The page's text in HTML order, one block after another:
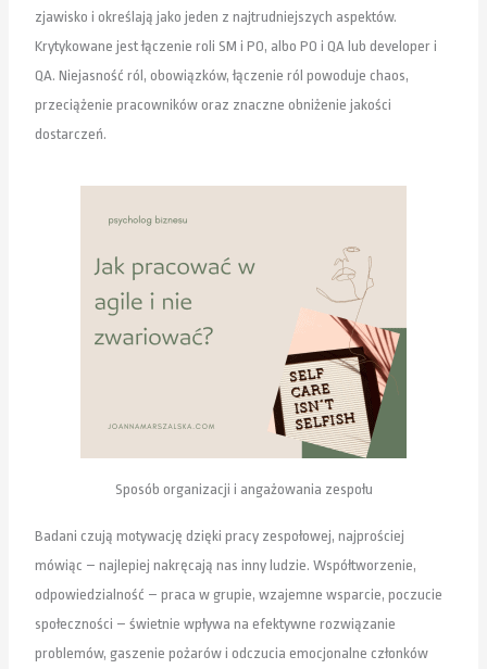
zjawisko i określają jako jeden z najtrudniejszych aspektów.
Krytykowane jest łączenie roli SM i PO, albo PO i QA lub developer i
QA. Niejasność ról, obowiązków, łączenie ról powoduje chaos,
przeciążenie pracowników oraz znaczne obniżenie jakości
dostarczeń.
Sposób organizacji i angażowania zespołu
Badani czują motywację dzięki pracy zespołowej, najprościej
mówiąc – najlepiej nakręcają nas inny ludzie. Współtworzenie,
odpowiedzialność – praca w grupie, wzajemne wsparcie, poczucie
społeczności – świetnie wpływa na efektywne rozwiązanie
problemów, gaszenie pożarów i odczucia emocjonalne członków